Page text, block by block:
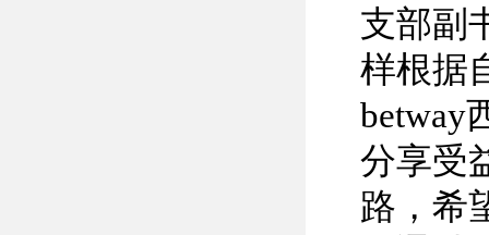
支部副
样根据
betway
分享受
路，希